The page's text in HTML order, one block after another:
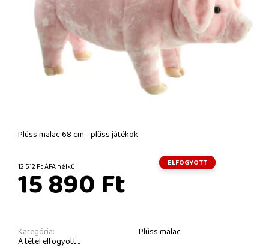
Plüss malac 68 cm - plüss játékok
12 512 Ft ÁFA nélkül ELFOGYOTT
15 890 Ft
Kategória: Plüss malac
A tétel elfogyott...